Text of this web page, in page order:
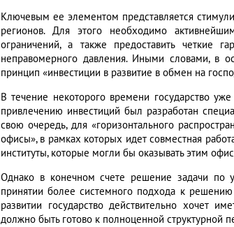
Ключевым ее элементом представляется
регионов. Для этого необходимо
ограничений, а также предоставить четкие
неправомерного давления. Иными словами, в
принцип «инвестиции в развитие в обмен на
В течение некоторого времени государство
привлечению инвестиций был разработан
свою очередь, для «горизонтального
офисы», в рамках которых идет совместная
институты, которые могли бы оказывать этим
Однако в конечном счете решение задачи по
принятии более системного подхода к
развитии государство действительно хочет
должно быть готово к полноценной структурной